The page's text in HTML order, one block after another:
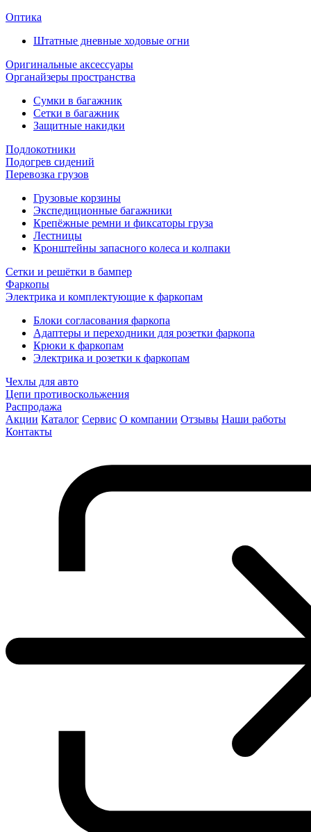
Оптика
Штатные дневные ходовые огни
Оригинальные аксессуары
Органайзеры пространства
Сумки в багажник
Сетки в багажник
Защитные накидки
Подлокотники
Подогрев сидений
Перевозка грузов
Грузовые корзины
Экспедиционные багажники
Крепёжные ремни и фиксаторы груза
Лестницы
Кронштейны запасного колеса и колпаки
Сетки и решётки в бампер
Фаркопы
Электрика и комплектующие к фаркопам
Блоки согласования фаркопа
Адаптеры и переходники для розетки фаркопа
Крюки к фаркопам
Электрика и розетки к фаркопам
Чехлы для авто
Цепи противоскольжения
Распродажа
Акции Каталог Сервис О компании Отзывы Наши работы
Контакты